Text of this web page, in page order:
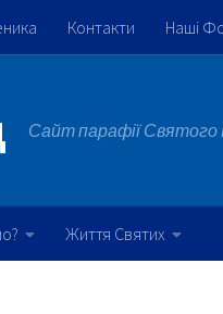
Контакти Наші
Сайт парафії Святого
Життя Святих